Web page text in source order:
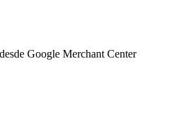
Google Merchant Center